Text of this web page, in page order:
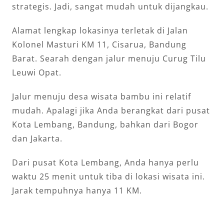
strategis. Jadi, sangat mudah untuk dijangkau.
Alamat lengkap lokasinya terletak di Jalan
Kolonel Masturi KM 11, Cisarua, Bandung
Barat. Searah dengan jalur menuju Curug Tilu
Leuwi Opat.
Jalur menuju desa wisata bambu ini relatif
mudah. Apalagi jika Anda berangkat dari pusat
Kota Lembang, Bandung, bahkan dari Bogor
dan Jakarta.
Dari pusat Kota Lembang, Anda hanya perlu
waktu 25 menit untuk tiba di lokasi wisata ini.
Jarak tempuhnya hanya 11 KM.